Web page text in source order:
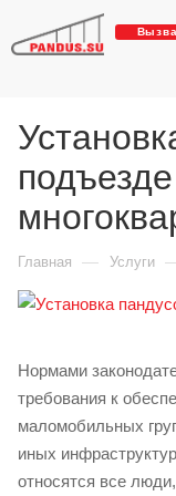
подъезде
Главная — Услуги
Нормами
требования к
маломобильных
иных
относятся все